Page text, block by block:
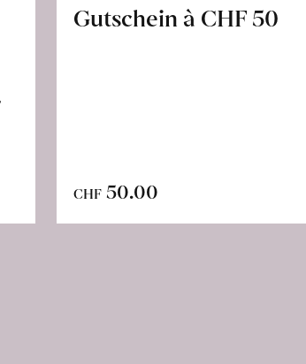
Gutschein à CHF 50
CHF 50.00
Warenkorb